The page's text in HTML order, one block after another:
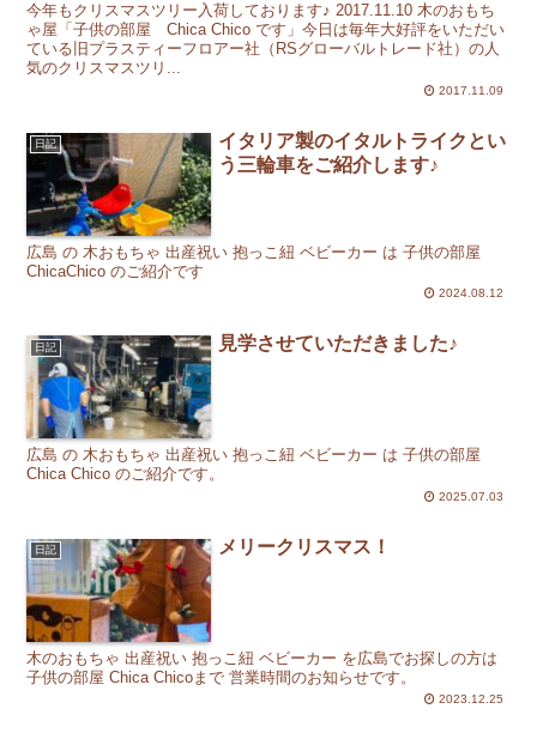
今年もクリスマスツリー入荷しております♪ 2017.11.10 木のおもち
ゃ屋「子供の部屋 Chica Chico です」今日は毎年大好評をいただい
ている旧プラスティーフロアー社（RSグローバルトレード社）の人
気のクリスマスツリ...
2017.11.09
日記
イタリア製のイタルトライクとい
う三輪車をご紹介します♪
広島 の 木おもちゃ 出産祝い 抱っこ紐 ベビーカー は 子供の部屋
ChicaChico のご紹介です
2024.08.12
日記 見学させていただきました♪
広島 の 木おもちゃ 出産祝い 抱っこ紐 ベビーカー は 子供の部屋
Chica Chico のご紹介です。
2025.07.03
日記 メリークリスマス！
木のおもちゃ 出産祝い 抱っこ紐 ベビーカー を広島でお探しの方は
子供の部屋 Chica Chicoまで 営業時間のお知らせです。
2023.12.25